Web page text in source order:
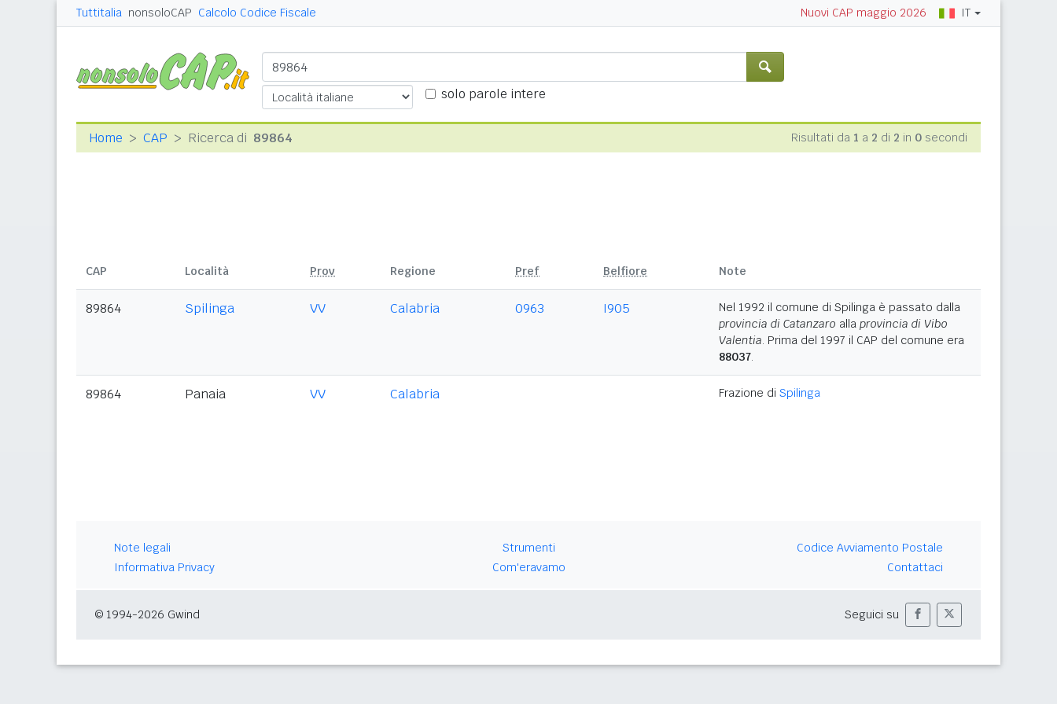
Tuttitalia nonsoloCAP Calcolo Codice Fiscale Nuovi CAP maggio 2026 IT
solo parole intere
Home CAP Ricerca di 89864 Risultati da 1 a 2 di 2 in 0 secondi
CAP Località Prov Regione Pref Belfiore Note
89864 Spilinga VV Calabria 0963 I905
Nel 1992 il comune di Spilinga è passato dalla
provincia di Catanzaro alla provincia di Vibo
Valentia. Prima del 1997 il CAP del comune era
88037.
89864 Panaia VV Calabria Frazione di Spilinga
Note legali
Informativa Privacy
Strumenti
Com'eravamo
Codice Avviamento Postale
Contattaci
© 1994-2026 Gwind Seguici su